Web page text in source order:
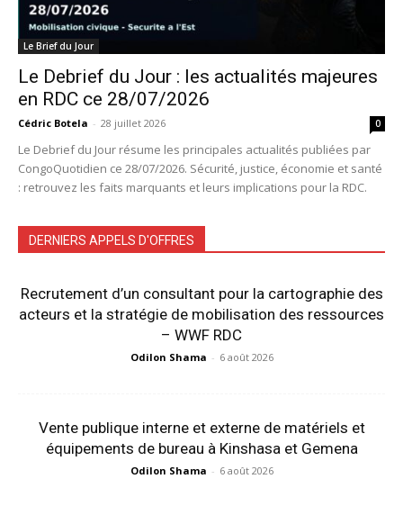
Le Brief du Jour
Le Debrief du Jour : les actualités majeures
en RDC ce 28/07/2026
Cédric Botela - 28 juillet 2026 0
Le Debrief du Jour résume les principales actualités publiées par
CongoQuotidien ce 28/07/2026. Sécurité, justice, économie et santé
: retrouvez les faits marquants et leurs implications pour la RDC.
DERNIERS APPELS D'OFFRES
Recrutement d’un consultant pour la cartographie des
acteurs et la stratégie de mobilisation des ressources
– WWF RDC
Odilon Shama - 6 août 2026
Vente publique interne et externe de matériels et
équipements de bureau à Kinshasa et Gemena
Odilon Shama - 6 août 2026